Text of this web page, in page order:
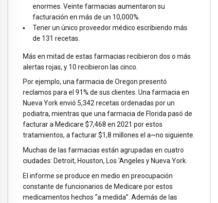
enormes. Veinte farmacias aumentaron su
facturación en más de un 10,000%.
Tener un único proveedor médico escribiendo más
de 131 recetas.
Más en mitad de estas farmacias recibieron dos o más
alertas rojas, y 10 recibieron las cinco.
Por ejemplo, una farmacia de Oregon presentó
reclamos para el 91% de sus clientes. Una farmacia en
Nueva York envió 5,342 recetas ordenadas por un
podiatra, mientras que una farmacia de Florida pasó de
facturar a Medicare $7,468 en 2021 por estos
tratamientos, a facturar $1,8 millones el a~no siguiente.
Muchas de las farmacias están agrupadas en cuatro
ciudades: Detroit, Houston, Los 'Angeles y Nueva York.
El informe se produce en medio en preocupación
constante de funcionarios de Medicare por estos
medicamentos hechos “a medida”. Además de las